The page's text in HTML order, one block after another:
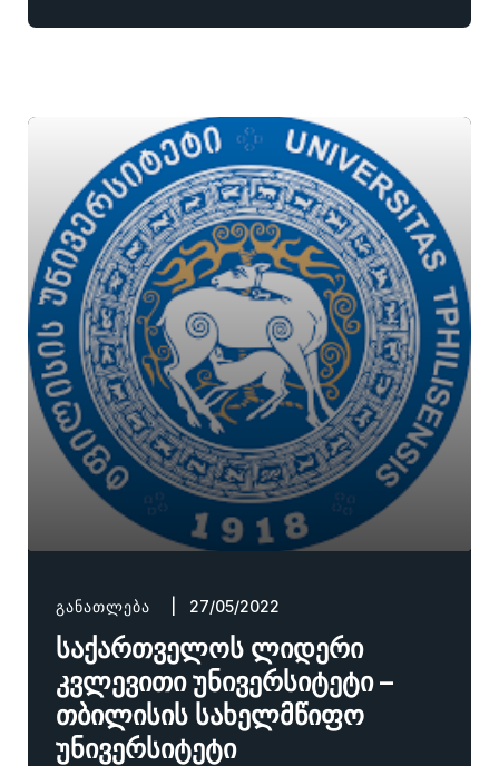
ᲒᲐᲜᲐᲗᲚᲔᲑᲐ | 27/05/2022
საქართველოს ლიდერი
კვლევითი უნივერსიტეტი –
თბილისის სახელმწიფო
უნივერსიტეტი